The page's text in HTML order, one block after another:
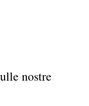
nostre
la fine del petrolio,
che la nostra civiltà, con le